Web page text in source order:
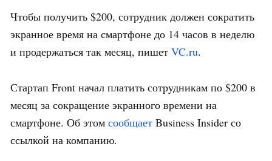
Чтобы получить $200, сотрудник должен сократить
экранное время на смартфоне до 14 часов в неделю
и продержаться так месяц, пишет VC.ru.
Стартап Front начал платить сотрудникам по $200 в
месяц за сокращение экранного времени на
смартфоне. Об этом сообщает Business Insider со
ссылкой на компанию.